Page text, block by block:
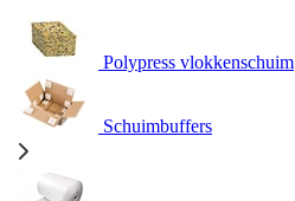
Polypress vlokkenschuim
Schuimbuffers